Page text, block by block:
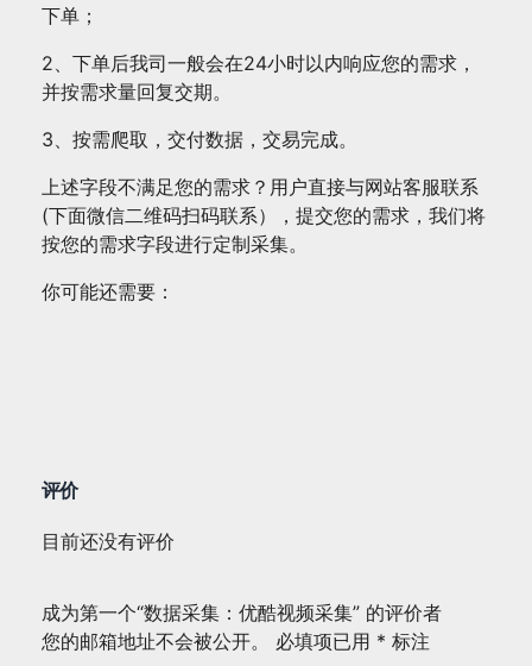
下单；
2、下单后我司一般会在24小时以内响应您的需求，
并按需求量回复交期。
3、按需爬取，交付数据，交易完成。
上述字段不满足您的需求？用户直接与网站客服联系
(下面微信二维码扫码联系），提交您的需求，我们将
按您的需求字段进行定制采集。
你可能还需要：
评价
目前还没有评价
成为第一个“数据采集：优酷视频采集” 的评价者
您的邮箱地址不会被公开。
必填项已用 * 标注